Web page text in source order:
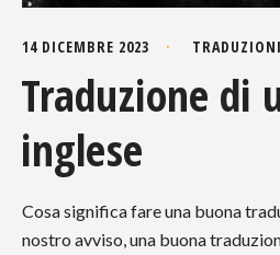
14 DICEMBRE 2023 TRADUZIONI
Traduzione di
inglese
Cosa significa fare una buona
nostro avviso, una buona